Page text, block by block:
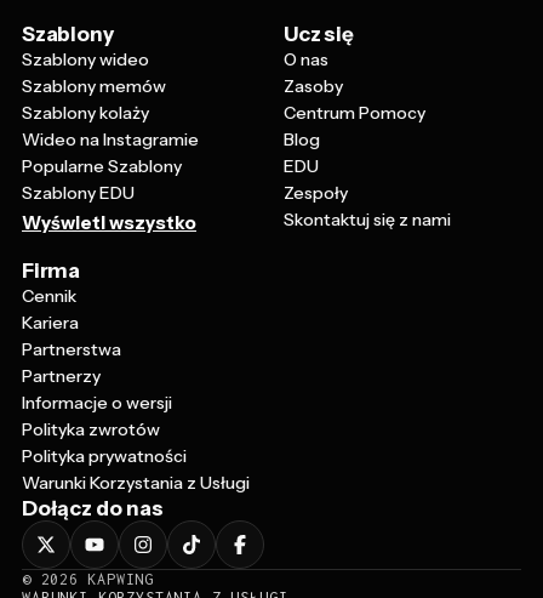
Szablony
Szablony wideo
Szablony memów
Szablony kolaży
Wideo na Instagramie
Popularne Szablony
Szablony EDU
Wyświetl wszystko
Ucz się
O nas
Zasoby
Centrum Pomocy
Blog
EDU
Zespoły
Skontaktuj się z nami
Firma
Cennik
Kariera
Partnerstwa
Partnerzy
Informacje o wersji
Polityka zwrotów
Polityka prywatności
Warunki Korzystania z Usługi
Dołącz do nas
© 2026
KAPWING